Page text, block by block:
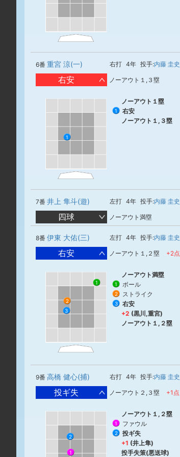
6番 重宮 涼(一) 右打 4年 投手:内藤 圭史
右安 ノーアウト１,３塁
1
ノーアウト１塁
1
右安
ノーアウト１,３塁
7番 井上 隼斗(遊) 左打 4年 投手:内藤 圭史
四球 ノーアウト満塁
8番 伊東 大佑(三) 左打 4年 投手:内藤 圭史
右安 ノーアウト１,２塁 +2点
1
2
3
ノーアウト満塁
1 ボール
2 ストライク
3
右安
+2 (黒川,重宮)
ノーアウト１,２塁
9番 高橋 健心(捕) 右打 4年 投手:内藤 圭史
投ギ失 ノーアウト２,３塁 +1点
1
2
ノーアウト１,２塁
1 ファウル
2
投ギ失
+1 (井上隼)
投手失策(悪送球)